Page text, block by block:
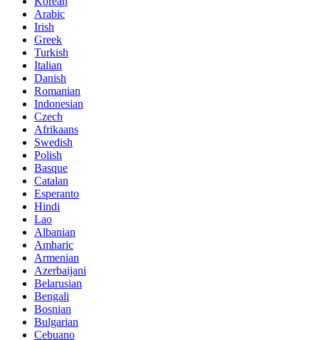
Arabic
Irish
Greek
Turkish
Italian
Danish
Romanian
Indonesian
Czech
Afrikaans
Swedish
Polish
Basque
Catalan
Esperanto
Hindi
Lao
Albanian
Amharic
Armenian
Azerbaijani
Belarusian
Bengali
Bosnian
Bulgarian
Cebuano